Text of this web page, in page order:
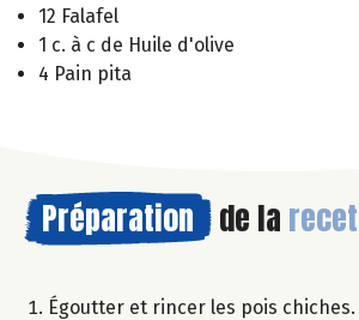
12 Falafel
1 c. à c de Huile d'olive
4 Pain pita
Préparation de la
Égoutter et rincer les pois